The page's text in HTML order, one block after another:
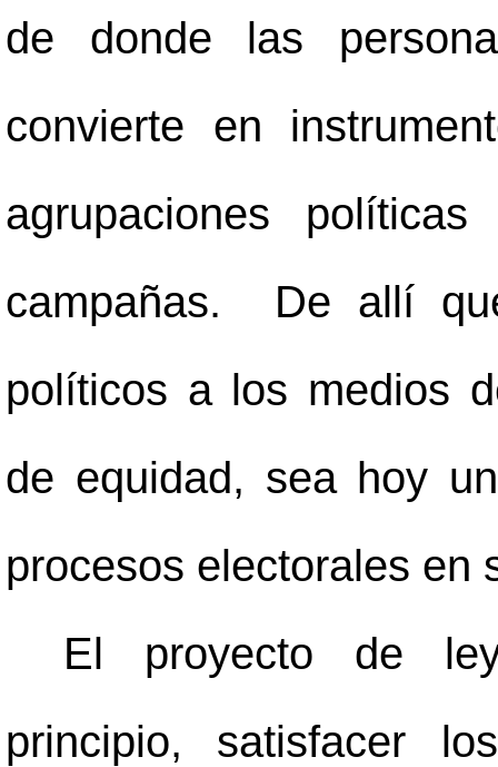
de donde las
convierte en
agrupaciones
campañas. De allí
políticos a los medios
de equidad, sea hoy
procesos electorales en
El proyecto de
principio, satisfacer